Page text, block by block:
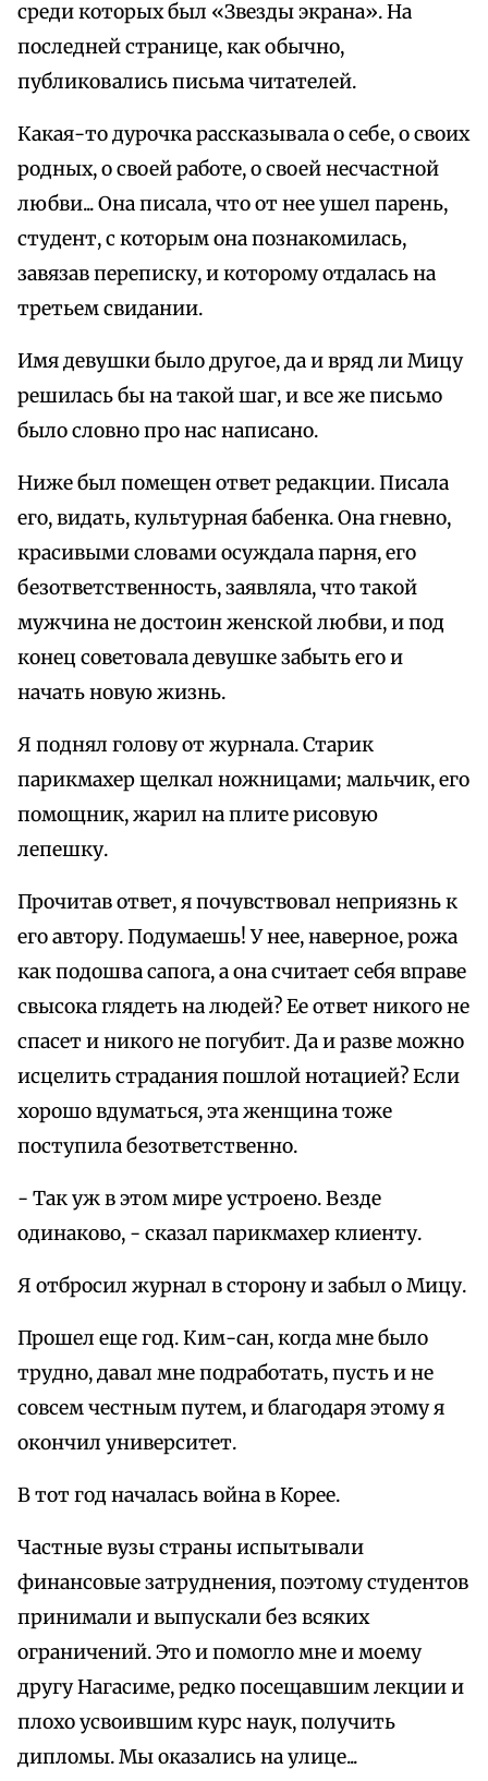
среди которых был «Звезды экрана». На
последней странице, как обычно,
публиковались письма читателей.
Какая-то дурочка рассказывала о себе, о своих
родных, о своей работе, о своей несчастной
любви... Она писала, что от нее ушел парень,
студент, с которым она познакомилась,
завязав переписку, и которому отдалась на
третьем свидании.
Имя девушки было другое, да и вряд ли Мицу
решилась бы на такой шаг, и все же письмо
было словно про нас написано.
Ниже был помещен ответ редакции. Писала
его, видать, культурная бабенка. Она гневно,
красивыми словами осуждала парня, его
безответственность, заявляла, что такой
мужчина не достоин женской любви, и под
конец советовала девушке забыть его и
начать новую жизнь.
Я поднял голову от журнала. Старик
парикмахер щелкал ножницами; мальчик, его
помощник, жарил на плите рисовую
лепешку.
Прочитав ответ, я почувствовал неприязнь к
его автору. Подумаешь! У нее, наверное, рожа
как подошва сапога, а она считает себя вправе
свысока глядеть на людей? Ее ответ никого не
спасет и никого не погубит. Да и разве можно
исцелить страдания пошлой нотацией? Если
хорошо вдуматься, эта женщина тоже
поступила безответственно.
- Так уж в этом мире устроено. Везде
одинаково, - сказал парикмахер клиенту.
Я отбросил журнал в сторону и забыл о Мицу.
Прошел еще год. Ким-сан, когда мне было
трудно, давал мне подработать, пусть и не
совсем честным путем, и благодаря этому я
окончил университет.
В тот год началась война в Корее.
Частные вузы страны испытывали
финансовые затруднения, поэтому студентов
принимали и выпускали без всяких
ограничений. Это и помогло мне и моему
другу Нагасиме, редко посещавшим лекции и
плохо усвоившим курс наук, получить
дипломы. Мы оказались на улице...